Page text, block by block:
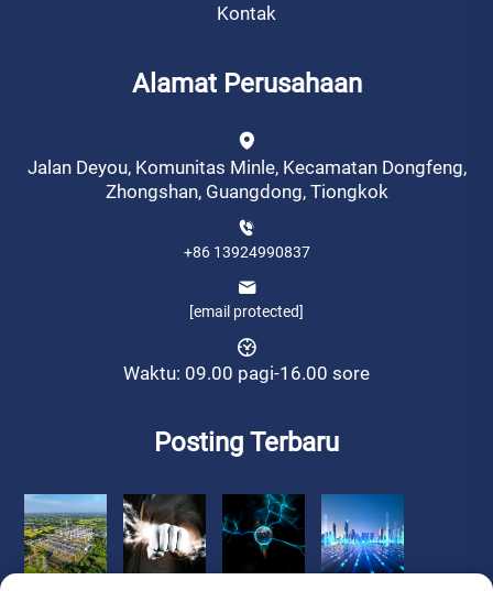
Kontak
Alamat Perusahaan
Jalan Deyou, Komunitas Minle, Kecamatan Dongfeng,
Zhongshan, Guangdong, Tiongkok
+86 13924990837
[email protected]
Waktu: 09.00 pagi-16.00 sore
Posting Terbaru